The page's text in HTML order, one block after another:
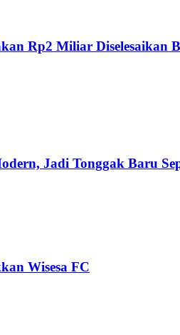
Rp2 Miliar Diselesaikan
Jadi Tonggak Baru
Wisesa FC